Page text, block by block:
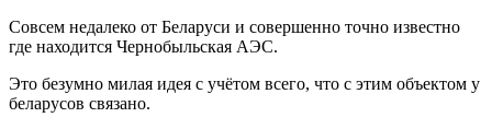
Совсем недалеко от Беларуси и совершенно точно известно
где находится Чернобыльская АЭС.
Это безумно милая идея с учётом всего, что с этим объектом у
беларусов связано.